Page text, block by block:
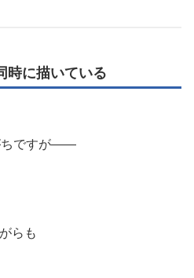
に描いている
ちですが――
らも